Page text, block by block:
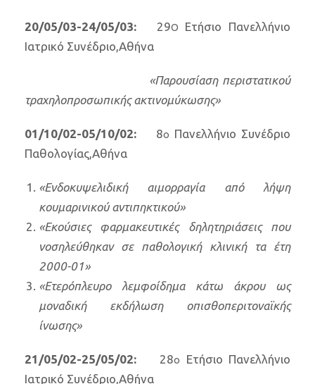
20/05/03-24/05/03: 29Ο
Ετήσιο Πανελλήνιο
Ιατρικό Συνέδριο,Αθήνα
«Παρουσίαση περιστατικού
τραχηλοπροσωπικής ακτινομύκωσης»
01/10/02-05/10/02: 8ο Πανελλήνιο Συνέδριο
Παθολογίας,Αθήνα
«Ενδοκυψελιδική αιμορραγία από λήψη
κουμαρινικού αντιπηκτικού»
«Εκούσιες φαρμακευτικές δηλητηριάσεις που
νοσηλεύθηκαν σε παθολογική κλινική τα έτη
2000-01»
«Ετερόπλευρο λεμφοίδημα κάτω άκρου ως
μοναδική εκδήλωση οπισθοπεριτοναϊκής
ίνωσης»
21/05/02-25/05/02: 28ο
Ετήσιο Πανελλήνιο
Ιατρικό Συνέδριο,Αθήνα